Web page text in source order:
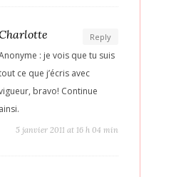
Reply
: je vois que tu suis
ce que j’écris avec
bravo! Continue
ainsi.
5 janvier 2011 at 16 h 04 min